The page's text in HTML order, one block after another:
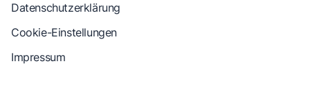
Datenschutzerklärung
Cookie-Einstellungen
Impressum